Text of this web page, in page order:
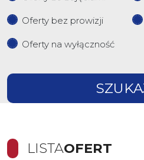
Oferty bez prowizji
Oferty na wyłączność
LISTAOFERT